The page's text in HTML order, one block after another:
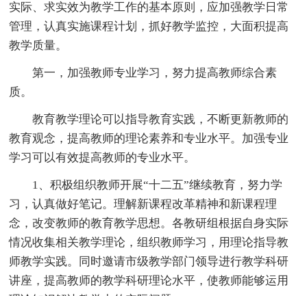
实际、求实效为教学工作的基本原则，应加强教学日常
管理，认真实施课程计划，抓好教学监控，大面积提高
教学质量。
第一，加强教师专业学习，努力提高教师综合素
质。
教育教学理论可以指导教育实践，不断更新教师的
教育观念，提高教师的理论素养和专业水平。加强专业
学习可以有效提高教师的专业水平。
1、积极组织教师开展“十二五”继续教育，努力学
习，认真做好笔记。理解新课程改革精神和新课程理
念，改变教师的教育教学思想。各教研组根据自身实际
情况收集相关教学理论，组织教师学习，用理论指导教
师教学实践。同时邀请市级教学部门领导进行教学科研
讲座，提高教师的教学科研理论水平，使教师能够运用